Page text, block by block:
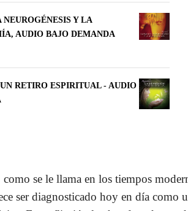
Y LA
AUDIO BAJO DEMANDA
RETIRO ESPIRITUAL - AUDIO
como se le llama en los tiempos
ser diagnosticado hoy en día como